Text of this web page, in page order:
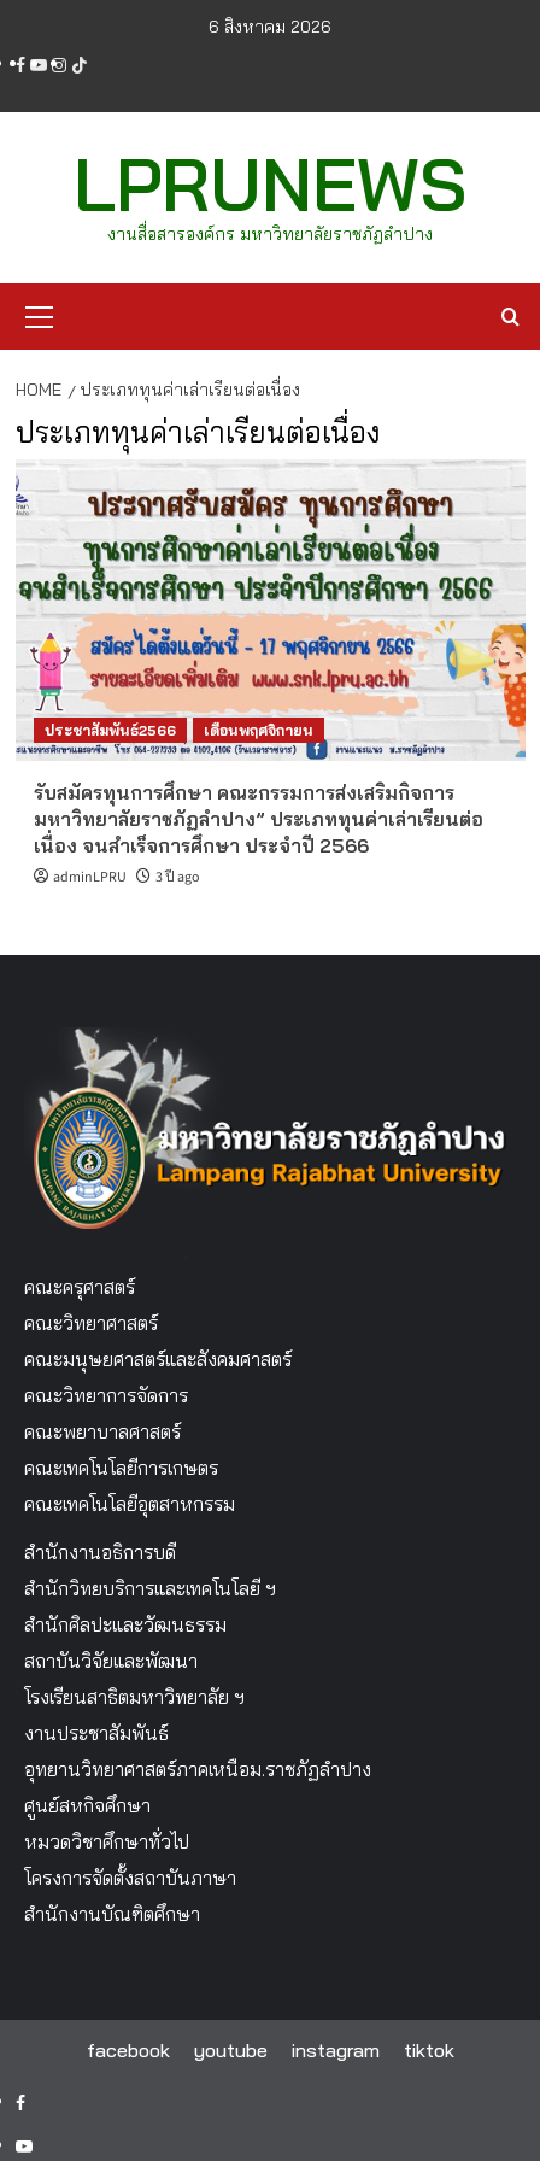
content
6 สิงหาคม 2026
facebook
youtube
instagram
tiktok
LPRUNEWS
งานสื่อสารองค์กร มหาวิทยาลัยราชภัฏลำปาง
Menu
HOME ประเภททุนค่าเล่าเรียนต่อเนื่อง
ประเภททุนค่าเล่าเรียนต่อเนื่อง
ประชาสัมพันธ์2566 เดือนพฤศจิกายน
รับสมัครทุนการศึกษา คณะกรรมการส่งเสริมกิจการ
มหาวิทยาลัยราชภัฏลำปาง” ประเภททุนค่าเล่าเรียนต่อ
เนื่อง จนสำเร็จการศึกษา ประจำปี 2566
adminLPRU 3 ปี ago
คณะครุศาสตร์
คณะวิทยาศาสตร์
คณะมนุษยศาสตร์และสังคมศาสตร์
คณะวิทยาการจัดการ
คณะพยาบาลศาสตร์
คณะเทคโนโลยีการเกษตร
คณะเทคโนโลยีอุตสาหกรรม
สำนักงานอธิการบดี
สำนักวิทยบริการและเทคโนโลยี ฯ
สำนักศิลปะและวัฒนธรรม
สถาบันวิจัยและพัฒนา
โรงเรียนสาธิตมหาวิทยาลัย ฯ
งานประชาสัมพันธ์
อุทยานวิทยาศาสตร์ภาคเหนือม.ราชภัฏลำปาง
ศูนย์สหกิจศึกษา
หมวดวิชาศึกษาทั่วไป
โครงการจัดตั้งสถาบันภาษา
สำนักงานบัณฑิตศึกษา
facebook youtube instagram tiktok
facebook
youtube